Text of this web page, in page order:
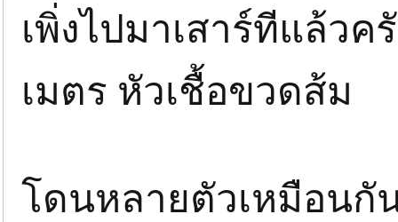
เพิ่งไปมาเสาร์ทีแล้ว
เมตร​ หัวเชื้อขวดส้ม
โดนหลายตัวเหมือนกั